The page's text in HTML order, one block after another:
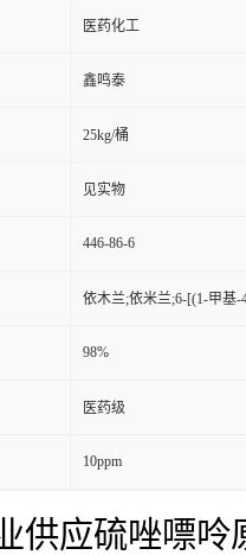
医药化工
鑫鸣泰
25kg/桶
见实物
446-86-6
依木兰;依米兰;6-[(1-甲基
98%
医药级
10ppm
供应硫唑嘌